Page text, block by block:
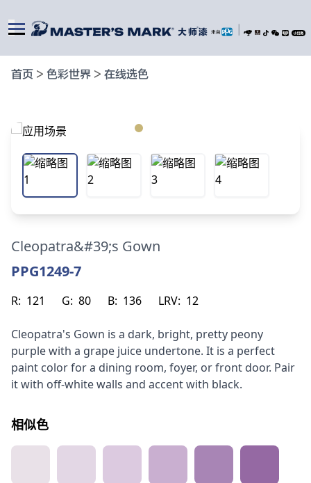
首页 > 色彩世界 > 在线选色
Cleopatra&#39;s Gown
PPG1249-7
R: 121 G: 80 B: 136 LRV: 12
Cleopatra's Gown is a dark, bright, pretty peony
purple with a grape juice undertone. It is a perfect
paint color for a dining room, foyer, or front door. Pair
it with off-white walls and accent with black.
相似色